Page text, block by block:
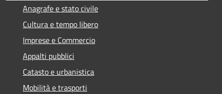
Anagrafe e stato civile
Cultura e tempo libero
Imprese e Commercio
Appalti pubblici
Catasto e urbanistica
Mobilità e trasporti